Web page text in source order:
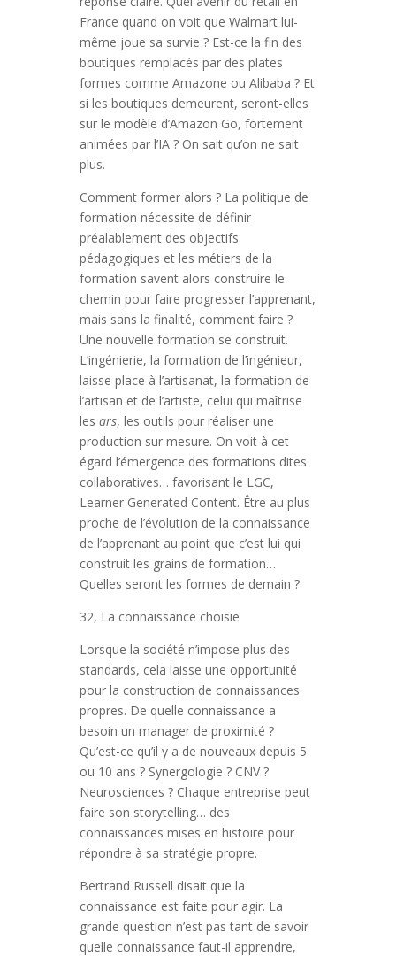
France quand on voit que Walmart lui-
même joue sa survie ? Est-ce la fin des
boutiques remplacés par des plates
formes comme Amazone ou Alibaba ? Et
si les boutiques demeurent, seront-elles
sur le modèle d’Amazon Go, fortement
animées par l’IA ? On sait qu’on ne sait
plus.
Comment former alors ? La politique de
formation nécessite de définir
préalablement des objectifs
pédagogiques et les métiers de la
formation savent alors construire le
chemin pour faire progresser l’apprenant,
mais sans la finalité, comment faire ?
Une nouvelle formation se construit.
L’ingénierie, la formation de l’ingénieur,
laisse place à l’artisanat, la formation de
l’artisan et de l’artiste, celui qui maîtrise
les ars, les outils pour réaliser une
production sur mesure. On voit à cet
égard l’émergence des formations dites
collaboratives… favorisant le LGC,
Learner Generated Content. Être au plus
proche de l’évolution de la connaissance
de l’apprenant au point que c’est lui qui
construit les grains de formation…
Quelles seront les formes de demain ?
32, La connaissance choisie
Lorsque la société n’impose plus des
standards, cela laisse une opportunité
pour la construction de connaissances
propres. De quelle connaissance a
besoin un manager de proximité ?
Qu’est-ce qu’il y a de nouveaux depuis 5
ou 10 ans ? Synergologie ? CNV ?
Neurosciences ? Chaque entreprise peut
faire son storytelling… des
connaissances mises en histoire pour
répondre à sa stratégie propre.
Bertrand Russell disait que la
connaissance est faite pour agir. La
grande question n’est pas tant de savoir
quelle connaissance faut-il apprendre,